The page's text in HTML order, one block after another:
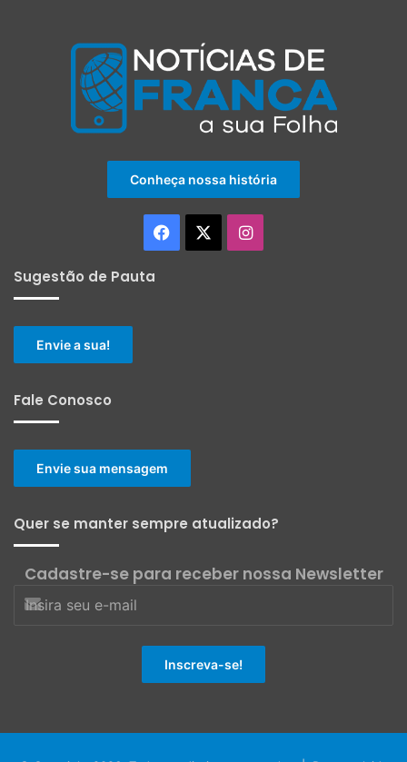
Conheça nossa história
Facebook Instagram
Sugestão de Pauta
Envie a sua!
Fale Conosco
Envie sua mensagem
Quer se manter sempre atualizado?
Cadastre-se para receber nossa Newsletter